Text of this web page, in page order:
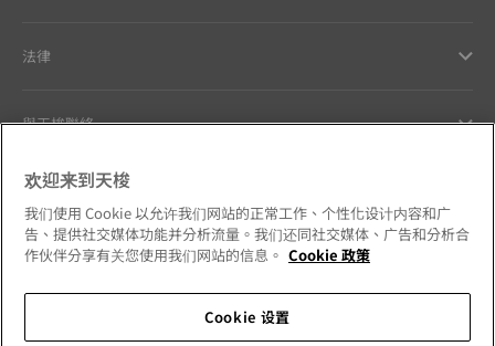
法律
與天梭聯絡
Our commitments
欢迎来到天梭
我们使用 Cookie 以允许我们网站的正常工作、个性化设计内容和广
告、提供社交媒体功能并分析流量。我们还同社交媒体、广告和分析合
作伙伴分享有关您使用我们网站的信息。 Cookie 政策
Cookie 设置